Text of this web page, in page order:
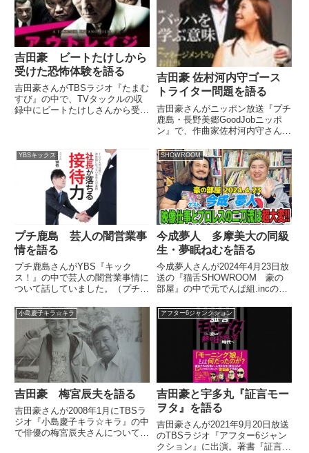
吉田豪 ビートたけしから
受けた恐怖体験を語る
吉田豪さんがTBSラジオ『たまむ
すび』の中で、TVタックルの収
録中にビートたけしさんから受け
ぞ！（吉田豪）お願いします！い
ろいろありますね。（玉袋筋太
吉田豪 佐村河内守ゴース
トライター問題を語る
吉田豪さんがニッポン放送『プチ
鹿島・長野美郷GoodJobニッポ
ン』で、作曲家佐村河内守さんの
自身の経験を交えながら話してい
ました。 （プチ鹿島）そうだ、
豪さん、あれ聞いていいですか？
僕の個人的な下世話な趣味で...
YBSキックス
プチ鹿島 芸人の闇営業事
情を語る
プチ鹿島さんがYBS『キック
ス！』の中で芸人の闇営業事情に
ついて話していました。（プチ鹿
来、気になるワードがひとつ、み
なさんもあると思うんですよ。
「闇営業」。ねえ。まあ芸人のカ
ラテカ、入江さんが仲介をして、
いわゆ...
SHOWROOM
今成夢人 多摩美大の同級
生・夢眠ねむを語る
今成夢人さんが2024年4月23日放
送の『猫舌SHOWROOM 豪の
部屋』の中で元でんぱ組.incの夢
美大で同級生だったという夢眠ね
むさんの学生時代の姿を話してい
小島慶子キラ☆キラ
吉田豪 梅宮辰夫を語る
吉田豪さんが2008年1月にTBSラ
ジオ『小島慶子キラ☆キラ』の中
で俳優の梅宮辰夫さんについて話
アフター6ジャンクション
吉田豪と宇多丸『証言モー
ヲタ』を語る
吉田豪さんが2021年9月20日放送
のTBSラジオ『アフター6ジャン
クション』に出演。著書『証言モ